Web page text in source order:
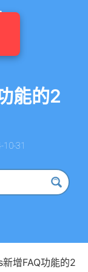
能的2
10-31
增FAQ功能的2